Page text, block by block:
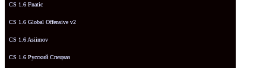
CS 1.6 Fnatic
CS 1.6 Global Offensive v2
CS 1.6 Asiimov
CS 1.6 Русский Спецназ